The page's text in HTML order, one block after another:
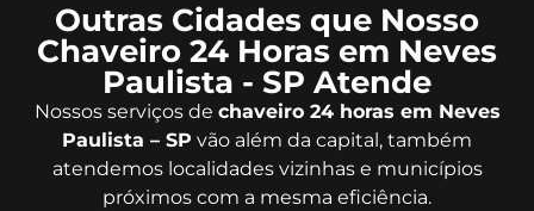
Outras Cidades que Nosso
Chaveiro 24 Horas em Neves
Paulista - SP Atende
Nossos serviços de chaveiro 24 horas em Neves
Paulista – SP vão além da capital, também
atendemos localidades vizinhas e municípios
próximos com a mesma eficiência.